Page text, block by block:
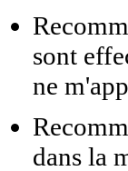
sont
ne
dans la